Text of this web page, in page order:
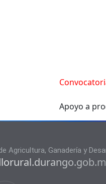
Apoyo a
Agricultura, Ganadería y